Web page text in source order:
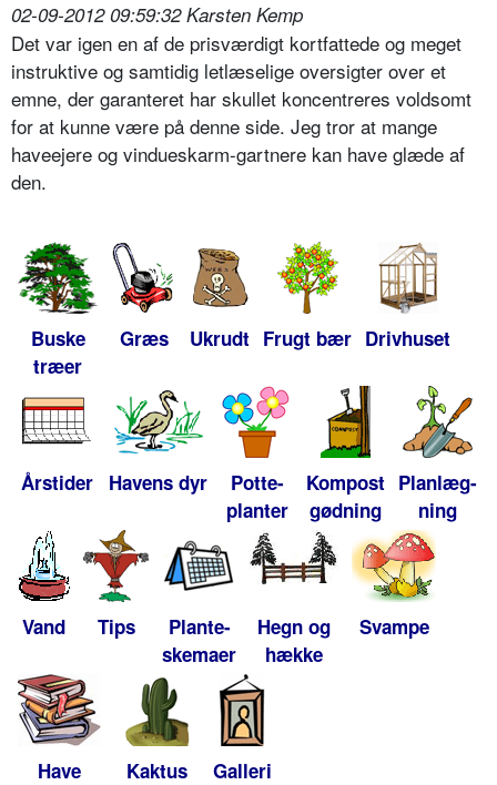
02-09-2012 09:59:32 Karsten Kemp
Det var igen en af de prisværdigt kortfattede og meget
instruktive og samtidig letlæselige oversigter over et
emne, der garanteret har skullet koncentreres voldsomt
for at kunne være på denne side. Jeg tror at mange
haveejere og vindueskarm-gartnere kan have glæde af
den.
Buske
træer
Græs Ukrudt Frugt bær Drivhuset
Årstider Havens dyr
Potte-
planter
Kompost
gødning
Planlæg-
ning
Vand Tips
Plante-
skemaer
Hegn og
hække
Svampe
Have Kaktus Galleri